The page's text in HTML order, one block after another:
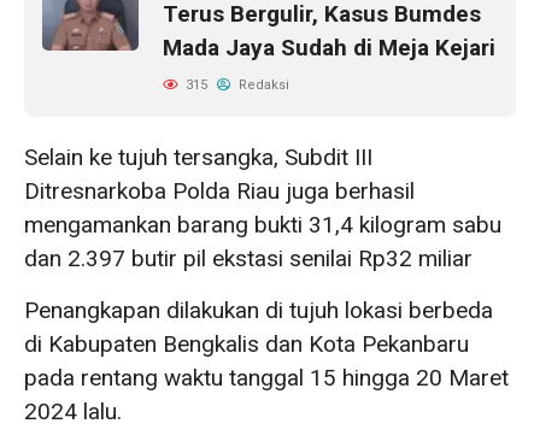
Terus Bergulir, Kasus Bumdes
Mada Jaya Sudah di Meja Kejari
315 Redaksi
Selain ke tujuh tersangka, Subdit III
Ditresnarkoba Polda Riau juga berhasil
mengamankan barang bukti 31,4 kilogram sabu
dan 2.397 butir pil ekstasi senilai Rp32 miliar
Penangkapan dilakukan di tujuh lokasi berbeda
di Kabupaten Bengkalis dan Kota Pekanbaru
pada rentang waktu tanggal 15 hingga 20 Maret
2024 lalu.